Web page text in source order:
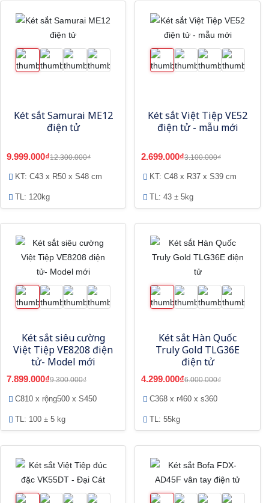
Két sắt Samurai ME12
điện tử
9.999.000₫12.300.000₫
KT: C43 x R50 x S48 cm
TL: 120kg
Két sắt Việt Tiệp VE52
điện tử - mẫu mới
2.699.000₫3.100.000₫
KT: C48 x R37 x S39 cm
TL: 43 ± 5kg
Két sắt siêu cường
Việt Tiệp VE8208 điện
tử- Model mới
7.899.000₫9.300.000₫
C810 x rộng500 x S450
TL: 100 ± 5 kg
Két sắt Hàn Quốc
Truly Gold TLG36E
điện tử
4.299.000₫6.000.000₫
C368 x r460 x s360
TL: 55kg